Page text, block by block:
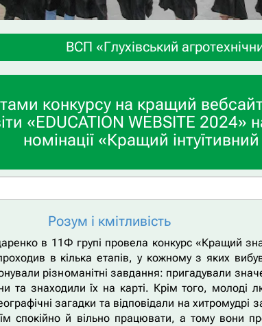
«Глухівський агротехнічний фаховий
конкурсу на кращий
«EDUCATION WEBSITE
номінації «Кращий
Розум і кмітливість
в 11Ф групі провела конкурс «Кращий
в кілька етапів, у кожному з яких
різноманітні завдання: пригадували
знаходили їх на карті. Крім того, молоді
загадки та відповідали на
спокійно й вільно працювати, а тому вони